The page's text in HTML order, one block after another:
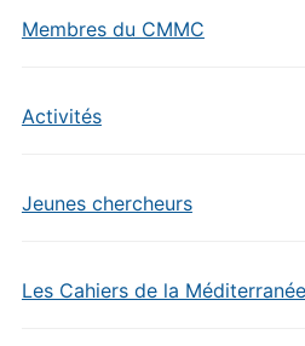
Membres du CMMC
Activités
Jeunes chercheurs
Les Cahiers de la Méditerranée